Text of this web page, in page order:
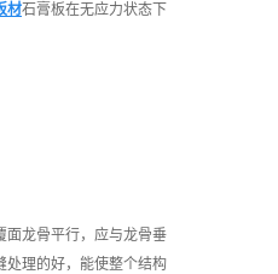
材石膏板在无应力状态下
面龙骨平行，应与龙骨垂
处理的好，能使整个结构